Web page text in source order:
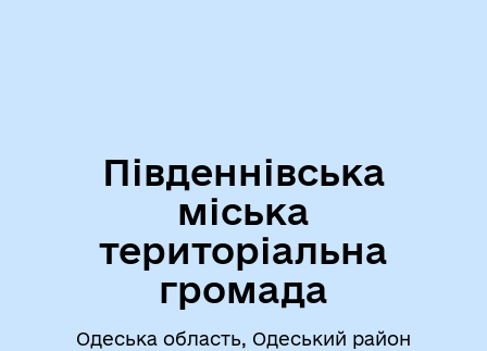
Південнівська
міська
територіальна
громада
Одеська область, Одеський район